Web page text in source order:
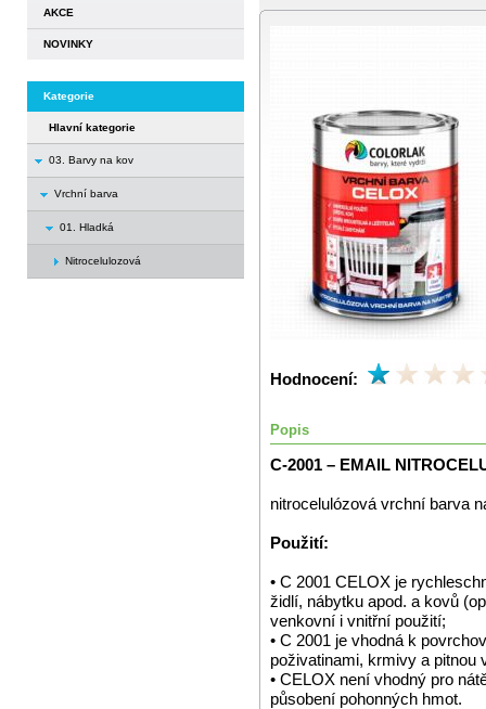
AKCE
NOVINKY
Kategorie
Hlavní kategorie
03. Barvy na kov
Vrchní barva
01. Hladká
Nitrocelulozová
Hodnocení:
Popis
C-2001 – EMAIL
nitrocelulózová vrchní barva
Použití:
• C 2001 CELOX je
židlí, nábytku apod. a kovů
venkovní i vnitřní použití;
• C 2001 je vhodná k
poživatinami, krmivy a pitnou
• CELOX není vhodný pro
působení pohonných hmot.